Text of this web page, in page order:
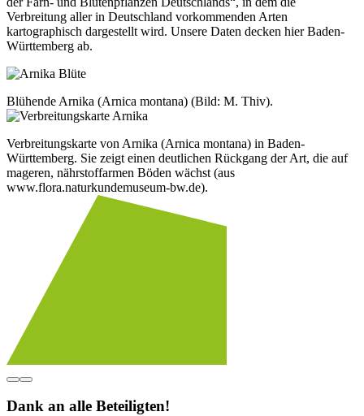
Verbreitung aller in Deutschland vorkommenden Arten
kartographisch dargestellt wird. Unsere Daten decken hier Baden-
Württemberg ab.
Blühende Arnika (Arnica montana) (Bild: M. Thiv).
Verbreitungskarte von Arnika (Arnica montana) in Baden-
Württemberg. Sie zeigt einen deutlichen Rückgang der Art, die auf
mageren, nährstoffarmen Böden wächst (aus
www.flora.naturkundemuseum-bw.de).
Dank an alle Beteiligten!